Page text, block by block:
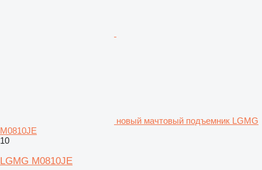
новый мачтовый подъемник LGMG
M0810JE
10
LGMG M0810JE